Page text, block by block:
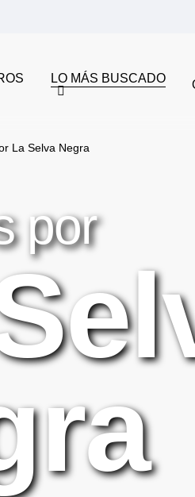
LO MÁS BUSCADO
La Selva Negra
por